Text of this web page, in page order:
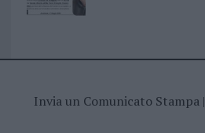
Invia un Comunicato Stampa|